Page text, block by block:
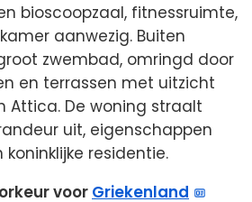
bioscoopzaal, fitnessruimte,
aanwezig. Buiten
zwembad, omringd door
en terrassen met uitzicht
Attica. De woning straalt
uit, eigenschappen
residentie.
voor Griekenland